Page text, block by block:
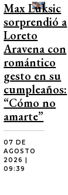
Max Luksic
sorprendió a
Loreto
Aravena con
romántico
gesto en su
cumpleaños:
“Cómo no
amarte”
07 DE
AGOSTO
2026 |
09:39